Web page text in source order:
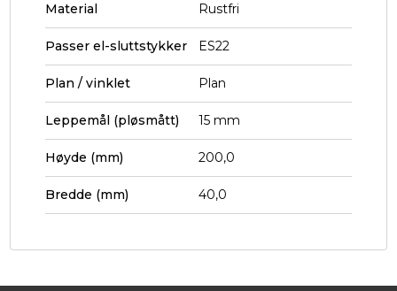
Material Rustfri
Passer el-sluttstykker ES22
Plan / vinklet Plan
Leppemål (pløsmått) 15 mm
Høyde (mm) 200,0
Bredde (mm) 40,0